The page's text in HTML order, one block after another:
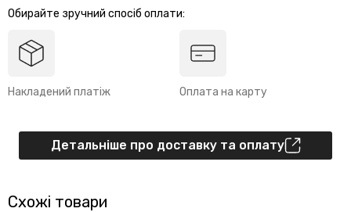
Обирайте зручний спосіб оплати:
Накладений платіж Оплата на карту
Детальніше про доставку та оплату
Схожі товари